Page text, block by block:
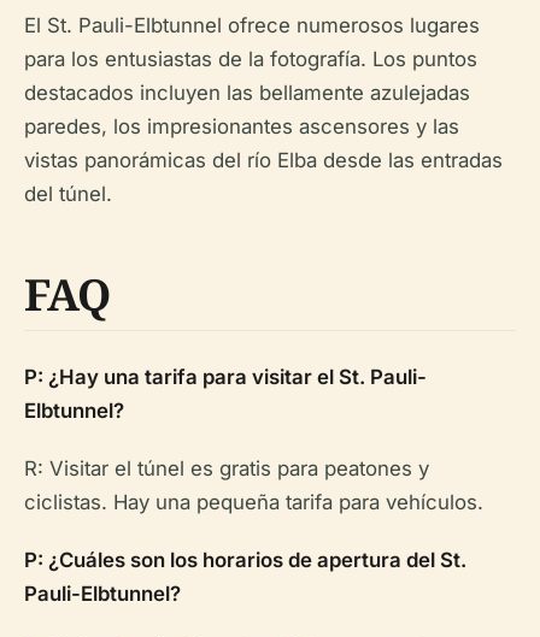
El St. Pauli-Elbtunnel ofrece numerosos lugares
para los entusiastas de la fotografía. Los puntos
destacados incluyen las bellamente azulejadas
paredes, los impresionantes ascensores y las
vistas panorámicas del río Elba desde las entradas
del túnel.
FAQ
P: ¿Hay una tarifa para visitar el St. Pauli-
Elbtunnel?
R: Visitar el túnel es gratis para peatones y
ciclistas. Hay una pequeña tarifa para vehículos.
P: ¿Cuáles son los horarios de apertura del St.
Pauli-Elbtunnel?